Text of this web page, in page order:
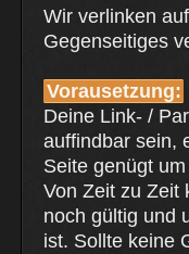
Wir verlinken
Gegenseitiges
Vorausetzung:
Deine Link- /
auffindbar sein,
Seite genügt
Von Zeit zu Zeit
noch gültig und
ist. Sollte keine